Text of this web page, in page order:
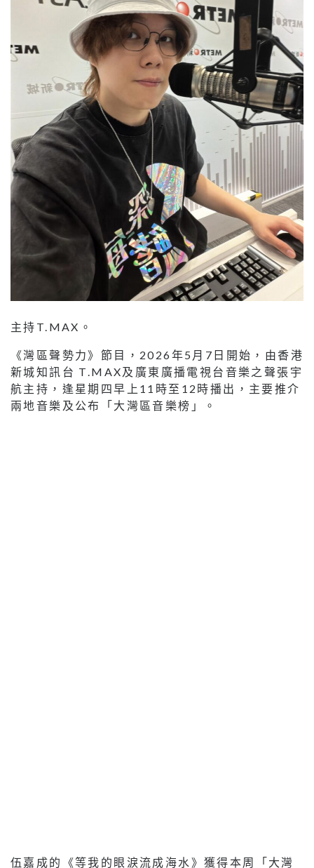
主持T.MAX。
《灣區聲勢力》節目，2026年5月7日開始，由香港
新城知訊台 T.MAX及廣東廣播電視台音樂之聲張宇
航主持，逢星期四早上11時至12時播出，主要推介
兩地音樂及公布「大灣區音樂榜」。
伍嘉成的《等我的眼淚流成海水》獲得本周「大灣